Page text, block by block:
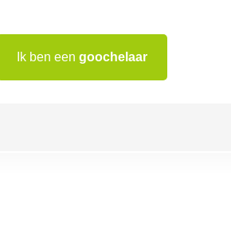
Ik ben een goochelaar